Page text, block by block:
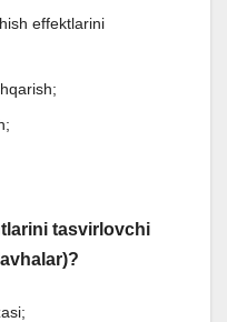
effektlarini
tasvirlovchi